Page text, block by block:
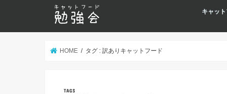
キャッ
HOME タグ : 訳ありキャットフード